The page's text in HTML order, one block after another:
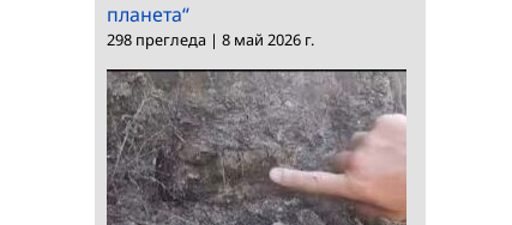
планета“
298 прегледа | 8 май 2026 г.